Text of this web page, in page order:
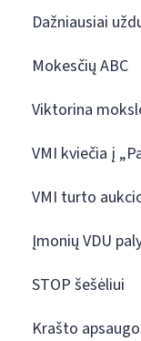
Dažniausiai
Mokesčių ABC
Viktorina
VMI kviečia į
VMI turto
Įmonių VDU
STOP šešėliui
Krašto